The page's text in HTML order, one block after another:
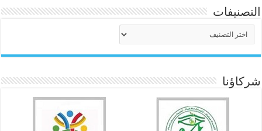
التصنيفات
شركاؤنا